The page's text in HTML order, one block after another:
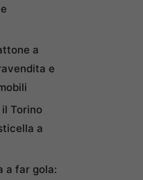
a
e
Torino
a
a far gola: